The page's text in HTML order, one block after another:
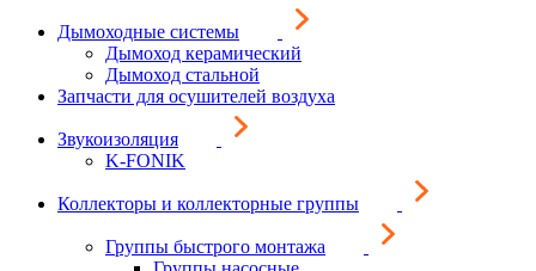
Дымоходные системы
Дымоход керамический
Дымоход стальной
Запчасти для осушителей воздуха
Звукоизоляция
K-FONIK
Коллекторы и коллекторные группы
Группы быстрого монтажа